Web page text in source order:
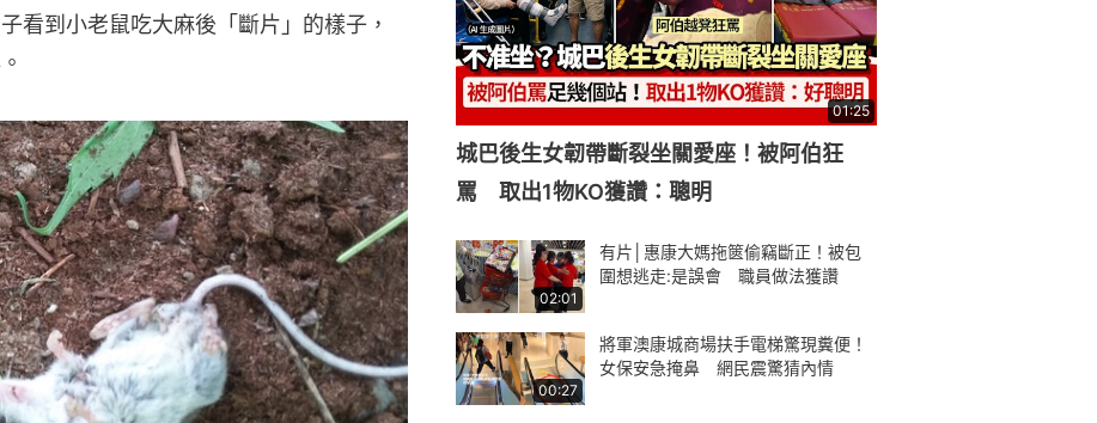
看到小老鼠吃大麻後「斷片」的樣子，
01:25
城巴後生女韌帶斷裂坐關愛座！被阿伯狂
罵 取出1物KO獲讚：聰明
02:01
有片│惠康大媽拖篋偷竊斷正！被包
圍想逃走:是誤會 職員做法獲讚
00:27
將軍澳康城商場扶手電梯驚現糞便！
女保安急掩鼻 網民震驚猜內情